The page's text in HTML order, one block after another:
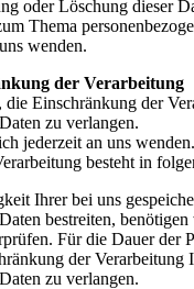
oder Löschung dieser
Thema
wenden.
der Verarbeitung
die Einschränkung der
zu verlangen.
jederzeit an uns
besteht in
Ihrer bei uns
bestreiten,
Für die Dauer der
der Verarbeitung
zu verlangen.